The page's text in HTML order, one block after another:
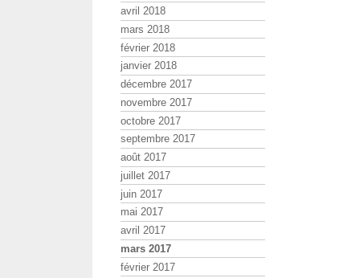
avril 2018
mars 2018
février 2018
janvier 2018
décembre 2017
novembre 2017
octobre 2017
septembre 2017
août 2017
juillet 2017
juin 2017
mai 2017
avril 2017
mars 2017
février 2017